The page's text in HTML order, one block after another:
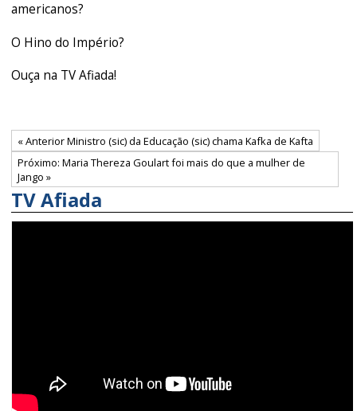
americanos?
O Hino do Império?
Ouça na TV Afiada!
« Anterior Ministro (sic) da Educação (sic) chama Kafka de Kafta
Próximo: Maria Thereza Goulart foi mais do que a mulher de
Jango »
TV Afiada